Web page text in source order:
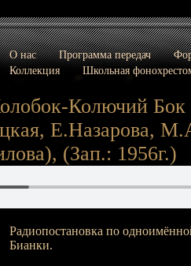
О нас Программа передач
Коллекция
Школьная
Колючий Бок
Е.Назарова,
(Зап.: 1956г.)
Радиопостановка по
Бианки.